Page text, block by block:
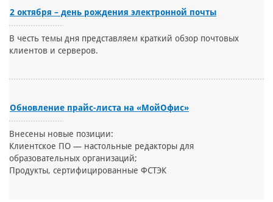
2 октября – день рождения электронной почты
В честь темы дня представляем краткий обзор почтовых
клиентов и серверов.
Обновление прайс-листа на «МойОфис»
Внесены новые позиции:
Клиентское ПО — настольные редакторы для
образовательных организаций;
Продукты, сертифицированные ФСТЭК